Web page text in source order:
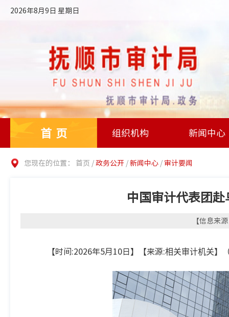
2026年8月9日 星期日
首页 组织机构 新闻中心
您现在的位置： 首页 /政务公开 /新闻中心 / 审计要闻
中国审计代表团
【信息来
【时间:2026年5月10日】【来源:相关审计机关】